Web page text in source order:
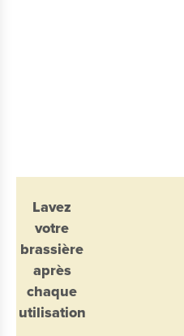
Lavez
votre
brassière
après
chaque
utilisation